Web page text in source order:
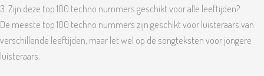
3. Zijn deze top 100 techno nummers geschikt voor alle leeftijden?
De meeste top 100 techno nummers zijn geschikt voor luisteraars van
verschillende leeftijden, maar let wel op de songteksten voor jongere
luisteraars.